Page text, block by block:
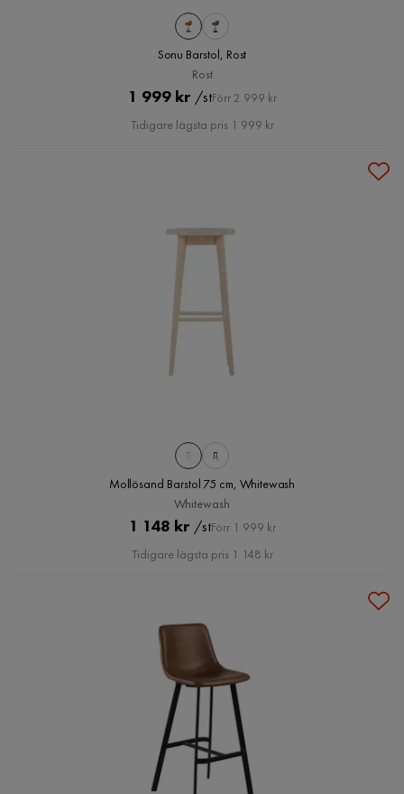
Sonu Barstol, Rost
Rost
Pris
1 999 kr /st
Original
Pris
Förr 2 999 kr
Tidigare lägsta pris 1 999 kr
Mollösand Barstol 75 cm, Whitewash
Whitewash
Pris
1 148 kr /st
Original
Pris
Förr 1 999 kr
Tidigare lägsta pris 1 148 kr